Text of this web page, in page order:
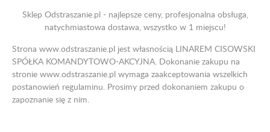
Sklep Odstraszanie.pl - najlepsze ceny, profesjonalna obsługa,
natychmiastowa dostawa, wszystko w 1 miejscu!
Strona www.odstraszanie.pl jest własnością LINAREM CISOWSKI
SPÓŁKA KOMANDYTOWO-AKCYJNA. Dokonanie zakupu na
stronie www.odstraszanie.pl wymaga zaakceptowania wszelkich
postanowień regulaminu. Prosimy przed dokonaniem zakupu o
zapoznanie się z nim.